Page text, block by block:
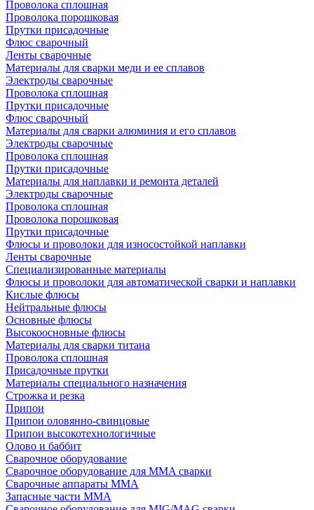
Проволока сплошная
Проволока порошковая
Прутки присадочные
Флюс сварочный
Ленты сварочные
Материалы для сварки меди и ее сплавов
Электроды сварочные
Проволока сплошная
Прутки присадочные
Флюс сварочный
Материалы для сварки алюминия и его сплавов
Электроды сварочные
Проволока сплошная
Прутки присадочные
Материалы для наплавки и ремонта деталей
Электроды сварочные
Проволока сплошная
Проволока порошковая
Прутки присадочные
Флюсы и проволоки для износостойкой наплавки
Ленты сварочные
Специализированные материалы
Флюсы и проволоки для автоматической сварки и наплавки
Кислые флюсы
Нейтральные флюсы
Основные флюсы
Высокоосновные флюсы
Материалы для сварки титана
Проволока сплошная
Присадочные прутки
Материалы специального назначения
Строжка и резка
Припои
Припои оловянно-свинцовые
Припои высокотехнологичные
Олово и баббит
Сварочное оборудование
Сварочное оборудование для MMA сварки
Сварочные аппараты MMA
Запасные части MMA